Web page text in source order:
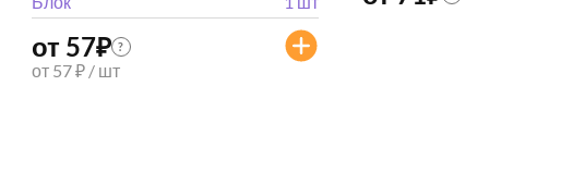
от 57₽ ?
от 57 ₽ / шт